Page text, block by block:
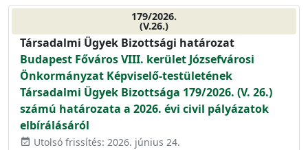
179/2026.
(V.26.)
Társadalmi Ügyek Bizottsági határozat
Budapest Főváros VIII. kerület Józsefvárosi
Önkormányzat Képviselő-testületének
Társadalmi Ügyek Bizottsága 179/2026. (V. 26.)
számú határozata a 2026. évi civil pályázatok
elbírálásáról
event_available Utolsó frissítés: 2026. június 24.